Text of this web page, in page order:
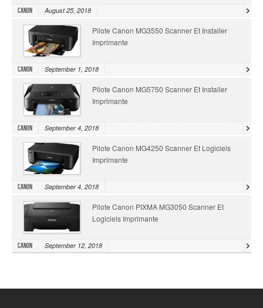
Canon August 25, 2018
Pilote Canon MG3550 Scanner Et Installer
Imprimante
Canon September 1, 2018
Pilote Canon MG5750 Scanner Et Installer
Imprimante
Canon September 4, 2018
Pilote Canon MG4250 Scanner Et Logiciels
Imprimante
Canon September 4, 2018
Pilote Canon PIXMA MG3050 Scanner Et
Logiciels Imprimante
Canon September 12, 2018